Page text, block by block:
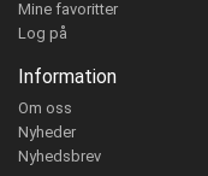
Mine favoritter
Log på
Information
Om oss
Nyheder
Nyhedsbrev